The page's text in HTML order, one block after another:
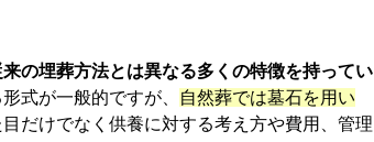
の埋葬方法とは異なる多くの特徴を持ってい
式が一般的ですが、
自然葬では墓石を用い
だけでなく供養に対する考え方や費用、管理